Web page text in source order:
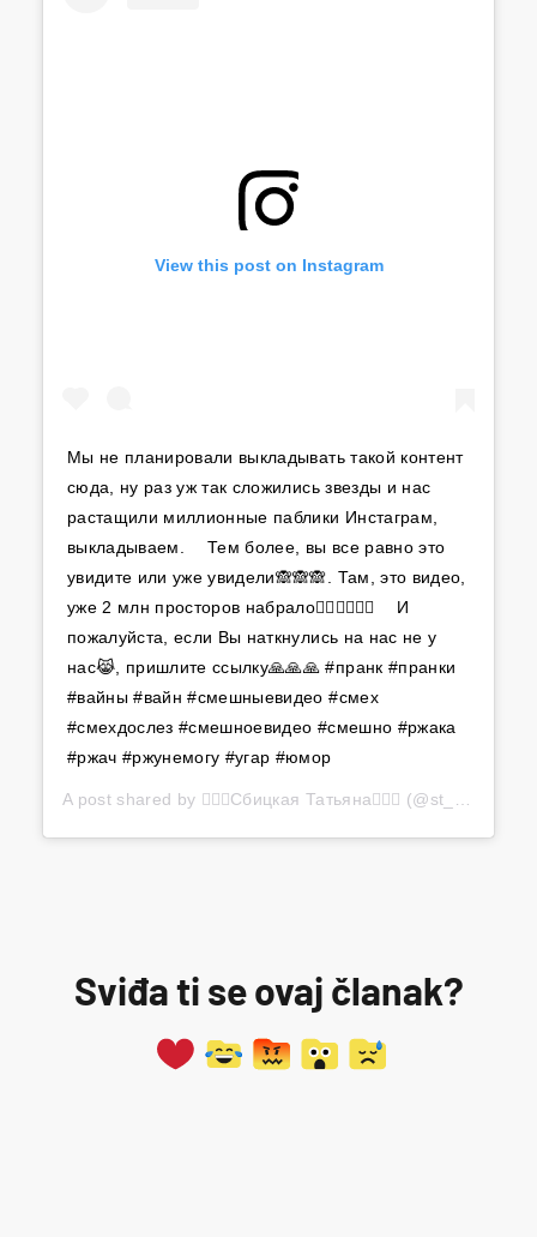
View this post on Instagram
Мы не планировали выкладывать такой контент
сюда, ну раз уж так сложились звезды и нас
растащили миллионные паблики Инстаграм,
выкладываем. ⠀ Тем более, вы все равно это
увидите или уже увидели🙈🙈🙈. Там, это видео,
уже 2 млн просторов набрало🤷‍♀️🤷‍♀️🤷‍♀️ ⠀ И
пожалуйста, если Вы наткнулись на нас не у
нас😹, пришлите ссылку🙏🙏🙏 #пранк #пранки
#вайны #вайн #смешныевидео #смех
#смехдослез #смешноевидео #смешно #ржака
#ржач #ржунемогу #угар #юмор
A post shared by 🧚🏻‍♀️Сбицкая Татьяна🧚🏻‍♀️ (@st_063) on
Sviđa ti se ovaj članak?